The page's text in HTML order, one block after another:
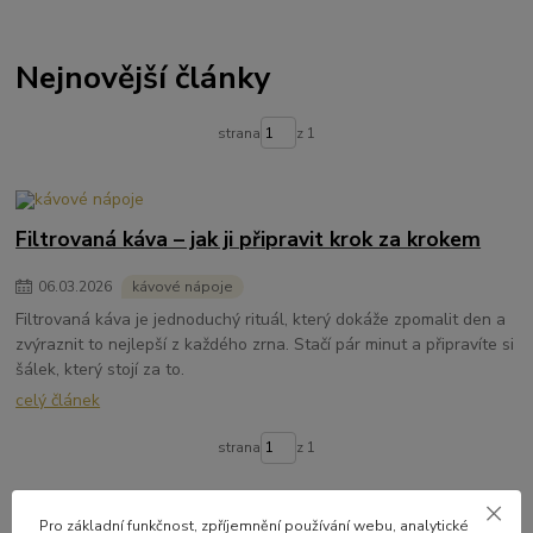
Nejnovější články
strana z 1
Filtrovaná káva – jak ji připravit krok za krokem
06.03.2026 kávové nápoje
Filtrovaná káva je jednoduchý rituál, který dokáže zpomalit den a
zvýraznit to nejlepší z každého zrna. Stačí pár minut a připravíte si
šálek, který stojí za to.
celý článek
strana z 1
Pro základní funkčnost, zpříjemnění používání webu, analytické